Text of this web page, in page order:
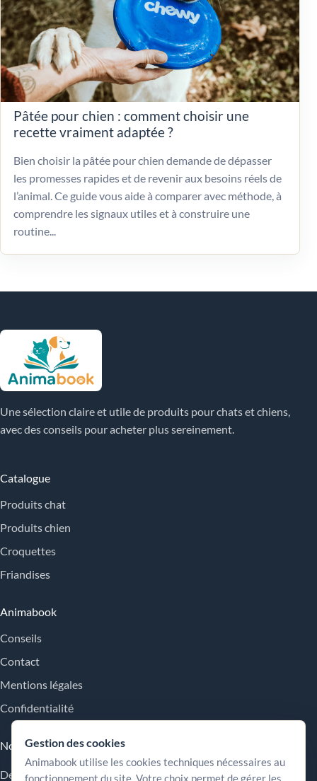
Pâtée pour chien : comment choisir une
recette vraiment adaptée ?
Bien choisir la pâtée pour chien demande de dépasser
les promesses rapides et de revenir aux besoins réels de
l’animal. Ce guide vous aide à comparer avec méthode, à
comprendre les signaux utiles et à construire une
routine...
Une sélection claire et utile de produits pour chats et chiens,
avec des conseils pour acheter plus sereinement.
Catalogue
Produits chat
Produits chien
Croquettes
Friandises
Animabook
Conseils
Contact
Mentions légales
Confidentialité
Nos engagements
Des repères simples pour comparer les offres, comprendre les
Gestion des cookies
Animabook utilise les cookies techniques nécessaires au
fonctionnement du site. Votre choix permet de gérer les